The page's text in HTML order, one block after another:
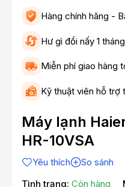
Hàng chính hãng -
Hư gì đổi nấy 1
Miễn phí giao hàng
Kỹ thuật viên hỗ trợ
Máy lạnh
HR-10VSA
Yêu thích
So sánh
Tình trạng: Còn hàng